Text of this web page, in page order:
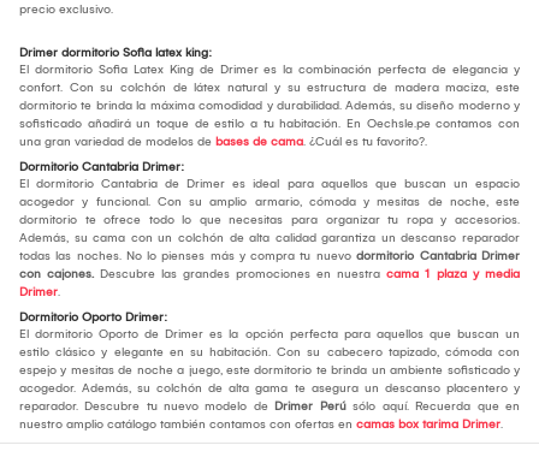
precio exclusivo.
Drimer dormitorio Sofia latex king:
El dormitorio Sofia Latex King de Drimer es la combinación perfecta de elegancia y
confort. Con su colchón de látex natural y su estructura de madera maciza, este
dormitorio te brinda la máxima comodidad y durabilidad. Además, su diseño moderno y
sofisticado añadirá un toque de estilo a tu habitación. En Oechsle.pe contamos con
una gran variedad de modelos de bases de cama. ¿Cuál es tu favorito?.
Dormitorio Cantabria Drimer:
El dormitorio Cantabria de Drimer es ideal para aquellos que buscan un espacio
acogedor y funcional. Con su amplio armario, cómoda y mesitas de noche, este
dormitorio te ofrece todo lo que necesitas para organizar tu ropa y accesorios.
Además, su cama con un colchón de alta calidad garantiza un descanso reparador
todas las noches. No lo pienses más y compra tu nuevo dormitorio Cantabria Drimer
con cajones. Descubre las grandes promociones en nuestra cama 1 plaza y media
Drimer.
Dormitorio Oporto Drimer:
El dormitorio Oporto de Drimer es la opción perfecta para aquellos que buscan un
estilo clásico y elegante en su habitación. Con su cabecero tapizado, cómoda con
espejo y mesitas de noche a juego, este dormitorio te brinda un ambiente sofisticado y
acogedor. Además, su colchón de alta gama te asegura un descanso placentero y
reparador. Descubre tu nuevo modelo de Drimer Perú sólo aquí. Recuerda que en
nuestro amplio catálogo también contamos con ofertas en camas box tarima Drimer.